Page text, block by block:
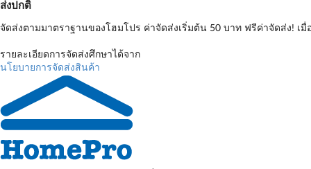
ส่งปกติ
จัดส่งตามมาตราฐานของโฮมโปร ค่าจัดส่งเริ่มต้น 50 บาท ฟรีค่าจัดส่ง! เ
รายละเอียดการจัดส่งศึกษาได้จาก
นโยบายการจัดส่งสินค้า